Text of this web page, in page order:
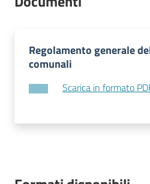
Regolamento generale
comunali
Scarica in formato